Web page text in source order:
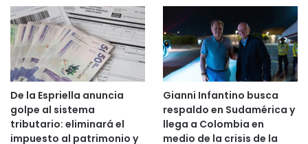
De la Espriella anuncia
golpe al sistema
tributario: eliminará el
impuesto al patrimonio y
Gianni Infantino busca
respaldo en Sudamérica y
llega a Colombia en
medio de la crisis de la